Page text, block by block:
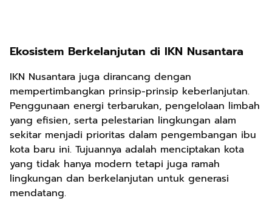
Ekosistem Berkelanjutan di IKN Nusantara
IKN Nusantara juga dirancang dengan
mempertimbangkan prinsip-prinsip keberlanjutan.
Penggunaan energi terbarukan, pengelolaan limbah
yang efisien, serta pelestarian lingkungan alam
sekitar menjadi prioritas dalam pengembangan ibu
kota baru ini. Tujuannya adalah menciptakan kota
yang tidak hanya modern tetapi juga ramah
lingkungan dan berkelanjutan untuk generasi
mendatang.